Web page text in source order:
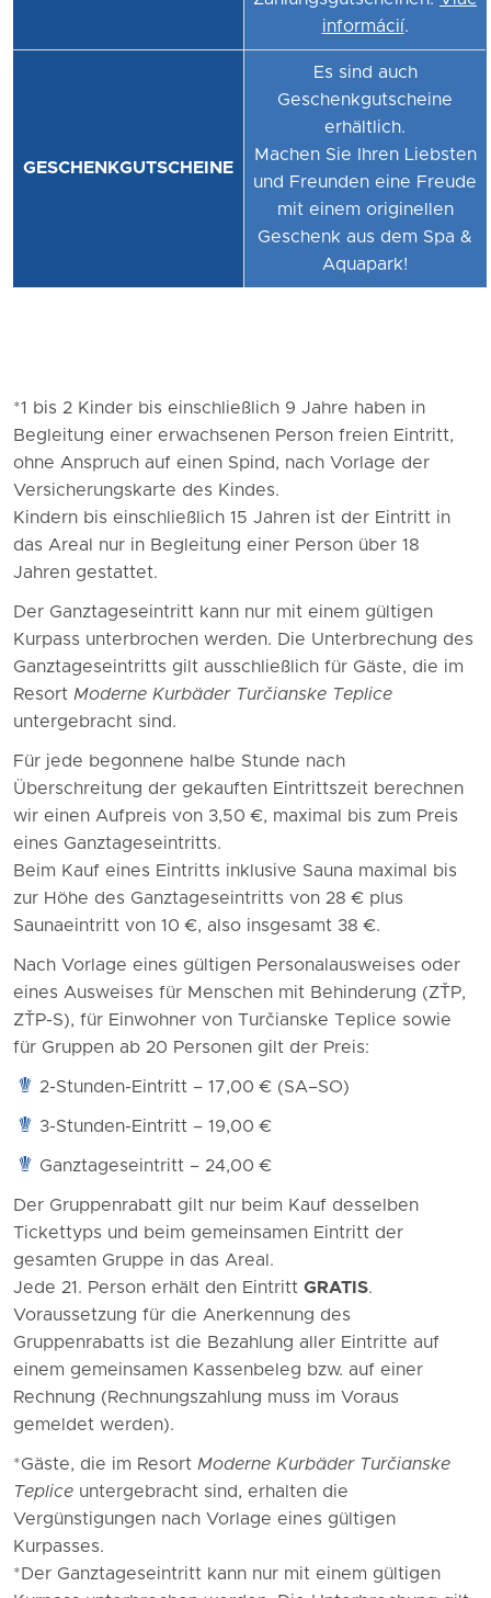
informácií.
GESCHENKGUTSCHEINE
Es sind auch
Geschenkgutscheine
erhältlich.
Machen Sie Ihren Liebsten
und Freunden eine Freude
mit einem originellen
Geschenk aus dem Spa &
Aquapark!
*1 bis 2 Kinder bis einschließlich 9 Jahre haben in
Begleitung einer erwachsenen Person freien Eintritt,
ohne Anspruch auf einen Spind, nach Vorlage der
Versicherungskarte des Kindes.
Kindern bis einschließlich 15 Jahren ist der Eintritt in
das Areal nur in Begleitung einer Person über 18
Jahren gestattet.
Der Ganztageseintritt kann nur mit einem gültigen
Kurpass unterbrochen werden. Die Unterbrechung des
Ganztageseintritts gilt ausschließlich für Gäste, die im
Resort Moderne Kurbäder Turčianske Teplice
untergebracht sind.
Für jede begonnene halbe Stunde nach
Überschreitung der gekauften Eintrittszeit berechnen
wir einen Aufpreis von 3,50 €, maximal bis zum Preis
eines Ganztageseintritts.
Beim Kauf eines Eintritts inklusive Sauna maximal bis
zur Höhe des Ganztageseintritts von 28 € plus
Saunaeintritt von 10 €, also insgesamt 38 €.
Nach Vorlage eines gültigen Personalausweises oder
eines Ausweises für Menschen mit Behinderung (ZŤP,
ZŤP-S), für Einwohner von Turčianske Teplice sowie
für Gruppen ab 20 Personen gilt der Preis:
2-Stunden-Eintritt – 17,00 € (SA–SO)
3-Stunden-Eintritt – 19,00 €
Ganztageseintritt – 24,00 €
Der Gruppenrabatt gilt nur beim Kauf desselben
Tickettyps und beim gemeinsamen Eintritt der
gesamten Gruppe in das Areal.
Jede 21. Person erhält den Eintritt GRATIS.
Voraussetzung für die Anerkennung des
Gruppenrabatts ist die Bezahlung aller Eintritte auf
einem gemeinsamen Kassenbeleg bzw. auf einer
Rechnung (Rechnungszahlung muss im Voraus
gemeldet werden).
*Gäste, die im Resort Moderne Kurbäder Turčianske
Teplice untergebracht sind, erhalten die
Vergünstigungen nach Vorlage eines gültigen
Kurpasses.
*Der Ganztageseintritt kann nur mit einem gültigen